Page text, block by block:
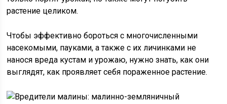
растение целиком.
Чтобы эффективно бороться с многочисленными
насекомыми, пауками, а также с их личинками не
нанося вреда кустам и урожаю, нужно знать, как они
выглядят, как проявляет себя пораженное растение.